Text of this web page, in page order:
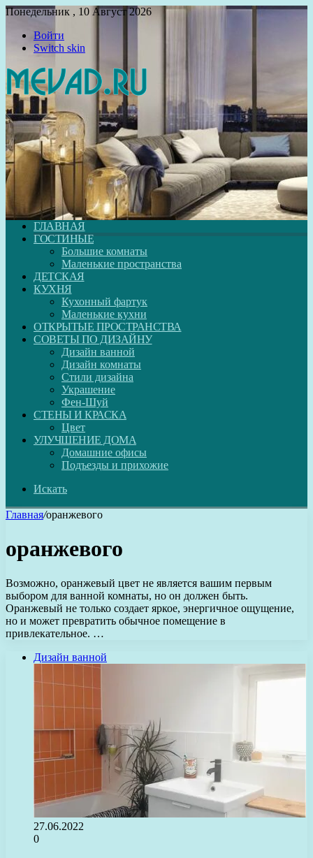
Понедельник , 10 Август 2026
Войти
Switch skin
ГЛАВНАЯ
ГОСТИНЫЕ
Большие комнаты
Маленькие пространства
ДЕТСКАЯ
КУХНЯ
Кухонный фартук
Маленькие кухни
ОТКРЫТЫЕ ПРОСТРАНСТВА
СОВЕТЫ ПО ДИЗАЙНУ
Дизайн ванной
Дизайн комнаты
Стили дизайна
Украшение
Фен-Шуй
СТЕНЫ И КРАСКА
Цвет
УЛУЧШЕНИЕ ДОМА
Домашние офисы
Подъезды и прихожие
Искать
Главная/оранжевого
оранжевого
Возможно, оранжевый цвет не является вашим первым
выбором для ванной комнаты, но он должен быть.
Оранжевый не только создает яркое, энергичное ощущение,
но и может превратить обычное помещение в
привлекательное. …
Дизайн ванной
27.06.2022
0